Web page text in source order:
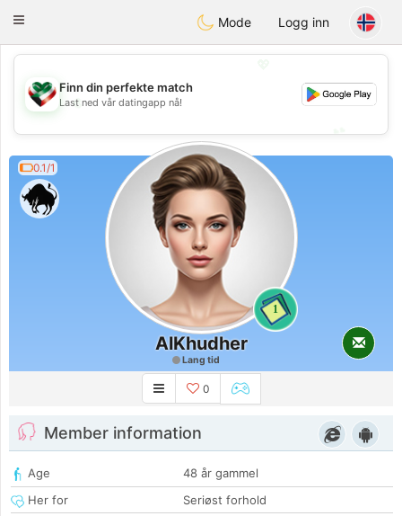
KuwaitChat
Toggle
Mode Logg inn
💖
💕
Finn din perfekte match
Last ned vår datingapp nå!
0.1/1
1
AlKhudher
Lang tid
0
Member information
Age
48 år gammel
Her for
Seriøst forhold